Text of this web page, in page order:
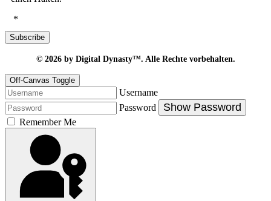
*
Subscribe
© 2026 by Digital Dynasty™. Alle Rechte vorbehalten.
Off-Canvas Toggle
Username
Password
Show Password
Remember Me